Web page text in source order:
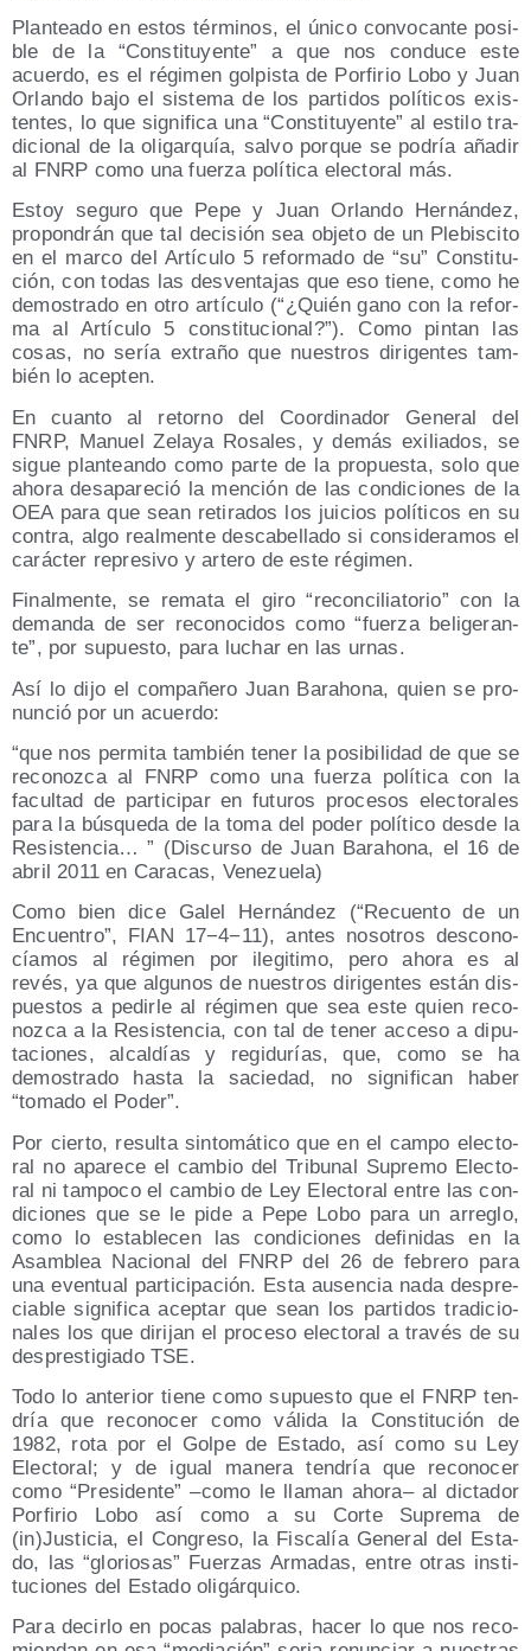
Plan­tea­do en estos tér­mi­nos, el úni­co con­vo­can­te posi­
ble de la “Cons­ti­tu­yen­te” a que nos con­du­ce este
acuer­do, es el régi­men gol­pis­ta de Por­fi­rio Lobo y Juan
Orlan­do bajo el sis­te­ma de los par­ti­dos polí­ti­cos exis­
ten­tes, lo que sig­ni­fi­ca una “Cons­ti­tu­yen­te” al esti­lo tra­
di­cio­nal de la oli­gar­quía, sal­vo por­que se podría aña­dir
al FNRP como una fuer­za polí­ti­ca elec­to­ral más.
Estoy segu­ro que Pepe y Juan Orlan­do Her­nán­dez,
pro­pon­drán que tal deci­sión sea obje­to de un Ple­bis­ci­to
en el mar­co del Artícu­lo 5 refor­ma­do de “su” Cons­ti­tu­
ción, con todas las des­ven­ta­jas que eso tie­ne, como he
demos­tra­do en otro artícu­lo (“¿Quién gano con la refor­
ma al Artícu­lo 5 cons­ti­tu­cio­nal?”). Como pin­tan las
cosas, no sería extra­ño que nues­tros diri­gen­tes tam­
bién lo acepten.
En cuan­to al retorno del Coor­di­na­dor Gene­ral del
FNRP, Manuel Zela­ya Rosa­les, y demás exi­lia­dos, se
sigue plan­tean­do como par­te de la pro­pues­ta, solo que
aho­ra des­apa­re­ció la men­ción de las con­di­cio­nes de la
OEA para que sean reti­ra­dos los jui­cios polí­ti­cos en su
con­tra, algo real­men­te des­ca­be­lla­do si con­si­de­ra­mos el
carác­ter repre­si­vo y arte­ro de este régimen.
Final­men­te, se rema­ta el giro “recon­ci­lia­to­rio” con la
deman­da de ser reco­no­ci­dos como “fuer­za beli­ge­ran­
te”, por supues­to, para luchar en las urnas.
Así lo dijo el com­pa­ñe­ro Juan Baraho­na, quien se pro­
nun­ció por un acuerdo:
“que nos per­mi­ta tam­bién tener la posi­bi­li­dad de que se
reco­noz­ca al FNRP como una fuer­za polí­ti­ca con la
facul­tad de par­ti­ci­par en futu­ros pro­ce­sos elec­to­ra­les
para la bús­que­da de la toma del poder polí­ti­co des­de la
Resis­ten­cia… ” (Dis­cur­so de Juan Baraho­na, el 16 de
abril 2011 en Cara­cas, Venezuela)
Como bien dice Galel Her­nán­dez (“Recuen­to de un
Encuen­tro”, FIAN 17−4−11), antes noso­tros des­co­no­
cía­mos al régi­men por ile­gi­ti­mo, pero aho­ra es al
revés, ya que algu­nos de nues­tros diri­gen­tes están dis­
pues­tos a pedir­le al régi­men que sea este quien reco­
noz­ca a la Resis­ten­cia, con tal de tener acce­so a dipu­
tacio­nes, alcal­días y regi­du­rías, que, como se ha
demos­tra­do has­ta la sacie­dad, no sig­ni­fi­can haber
“toma­do el Poder”.
Por cier­to, resul­ta sin­to­má­ti­co que en el cam­po elec­to­
ral no apa­re­ce el cam­bio del Tri­bu­nal Supre­mo Elec­to­
ral ni tam­po­co el cam­bio de Ley Elec­to­ral entre las con­
di­cio­nes que se le pide a Pepe Lobo para un arre­glo,
como lo esta­ble­cen las con­di­cio­nes defi­ni­das en la
Asam­blea Nacio­nal del FNRP del 26 de febre­ro para
una even­tual par­ti­ci­pa­ción. Esta ausen­cia nada des­pre­
cia­ble sig­ni­fi­ca acep­tar que sean los par­ti­dos tra­di­cio­
na­les los que diri­jan el pro­ce­so elec­to­ral a tra­vés de su
des­pres­ti­gia­do TSE.
Todo lo ante­rior tie­ne como supues­to que el FNRP ten­
dría que reco­no­cer como váli­da la Cons­ti­tu­ción de
1982, rota por el Gol­pe de Esta­do, así como su Ley
Elec­to­ral; y de igual mane­ra ten­dría que reco­no­cer
como “Pre­si­den­te” –como le lla­man aho­ra– al dic­ta­dor
Por­fi­rio Lobo así como a su Cor­te Supre­ma de
(in)Justicia, el Con­gre­so, la Fis­ca­lía Gene­ral del Esta­
do, las “glo­rio­sas” Fuer­zas Arma­das, entre otras ins­ti­
tu­cio­nes del Esta­do oligárquico.
Para decir­lo en pocas pala­bras, hacer lo que nos reco­